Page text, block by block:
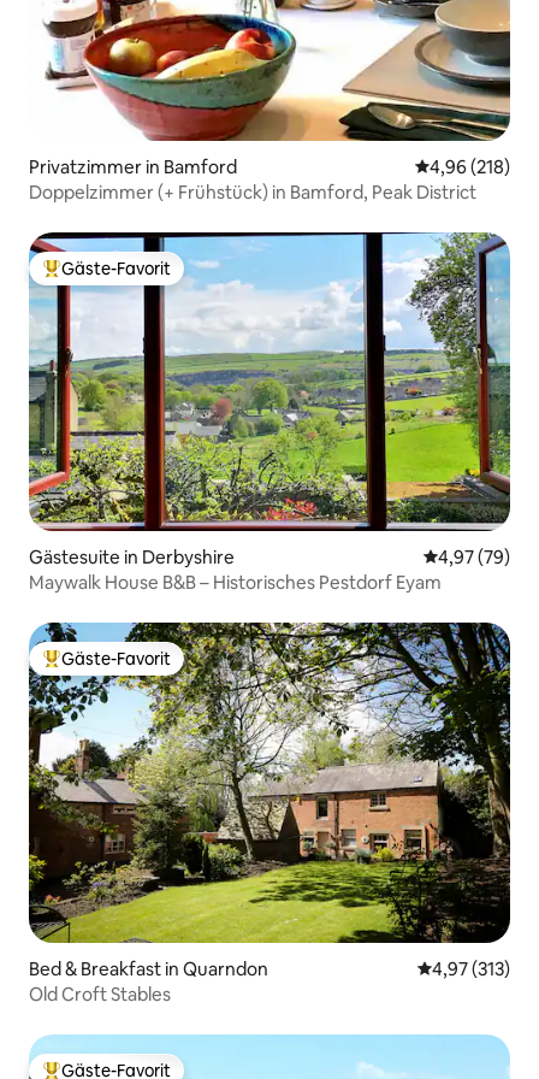
Privatzimmer in Bamford
4,96 (218)
Doppelzimmer (+ Frühstück) in Bamford, Peak District
Beliebter Gäste-Favorit.
Gäste-Favorit
Gästesuite in Derbyshire
4,97 (79)
Maywalk House B&B – Historisches Pestdorf Eyam
Beliebter Gäste-Favorit.
Gäste-Favorit
Bed & Breakfast in Quarndon
4,97 (313)
Old Croft Stables
Gäste-Favorit